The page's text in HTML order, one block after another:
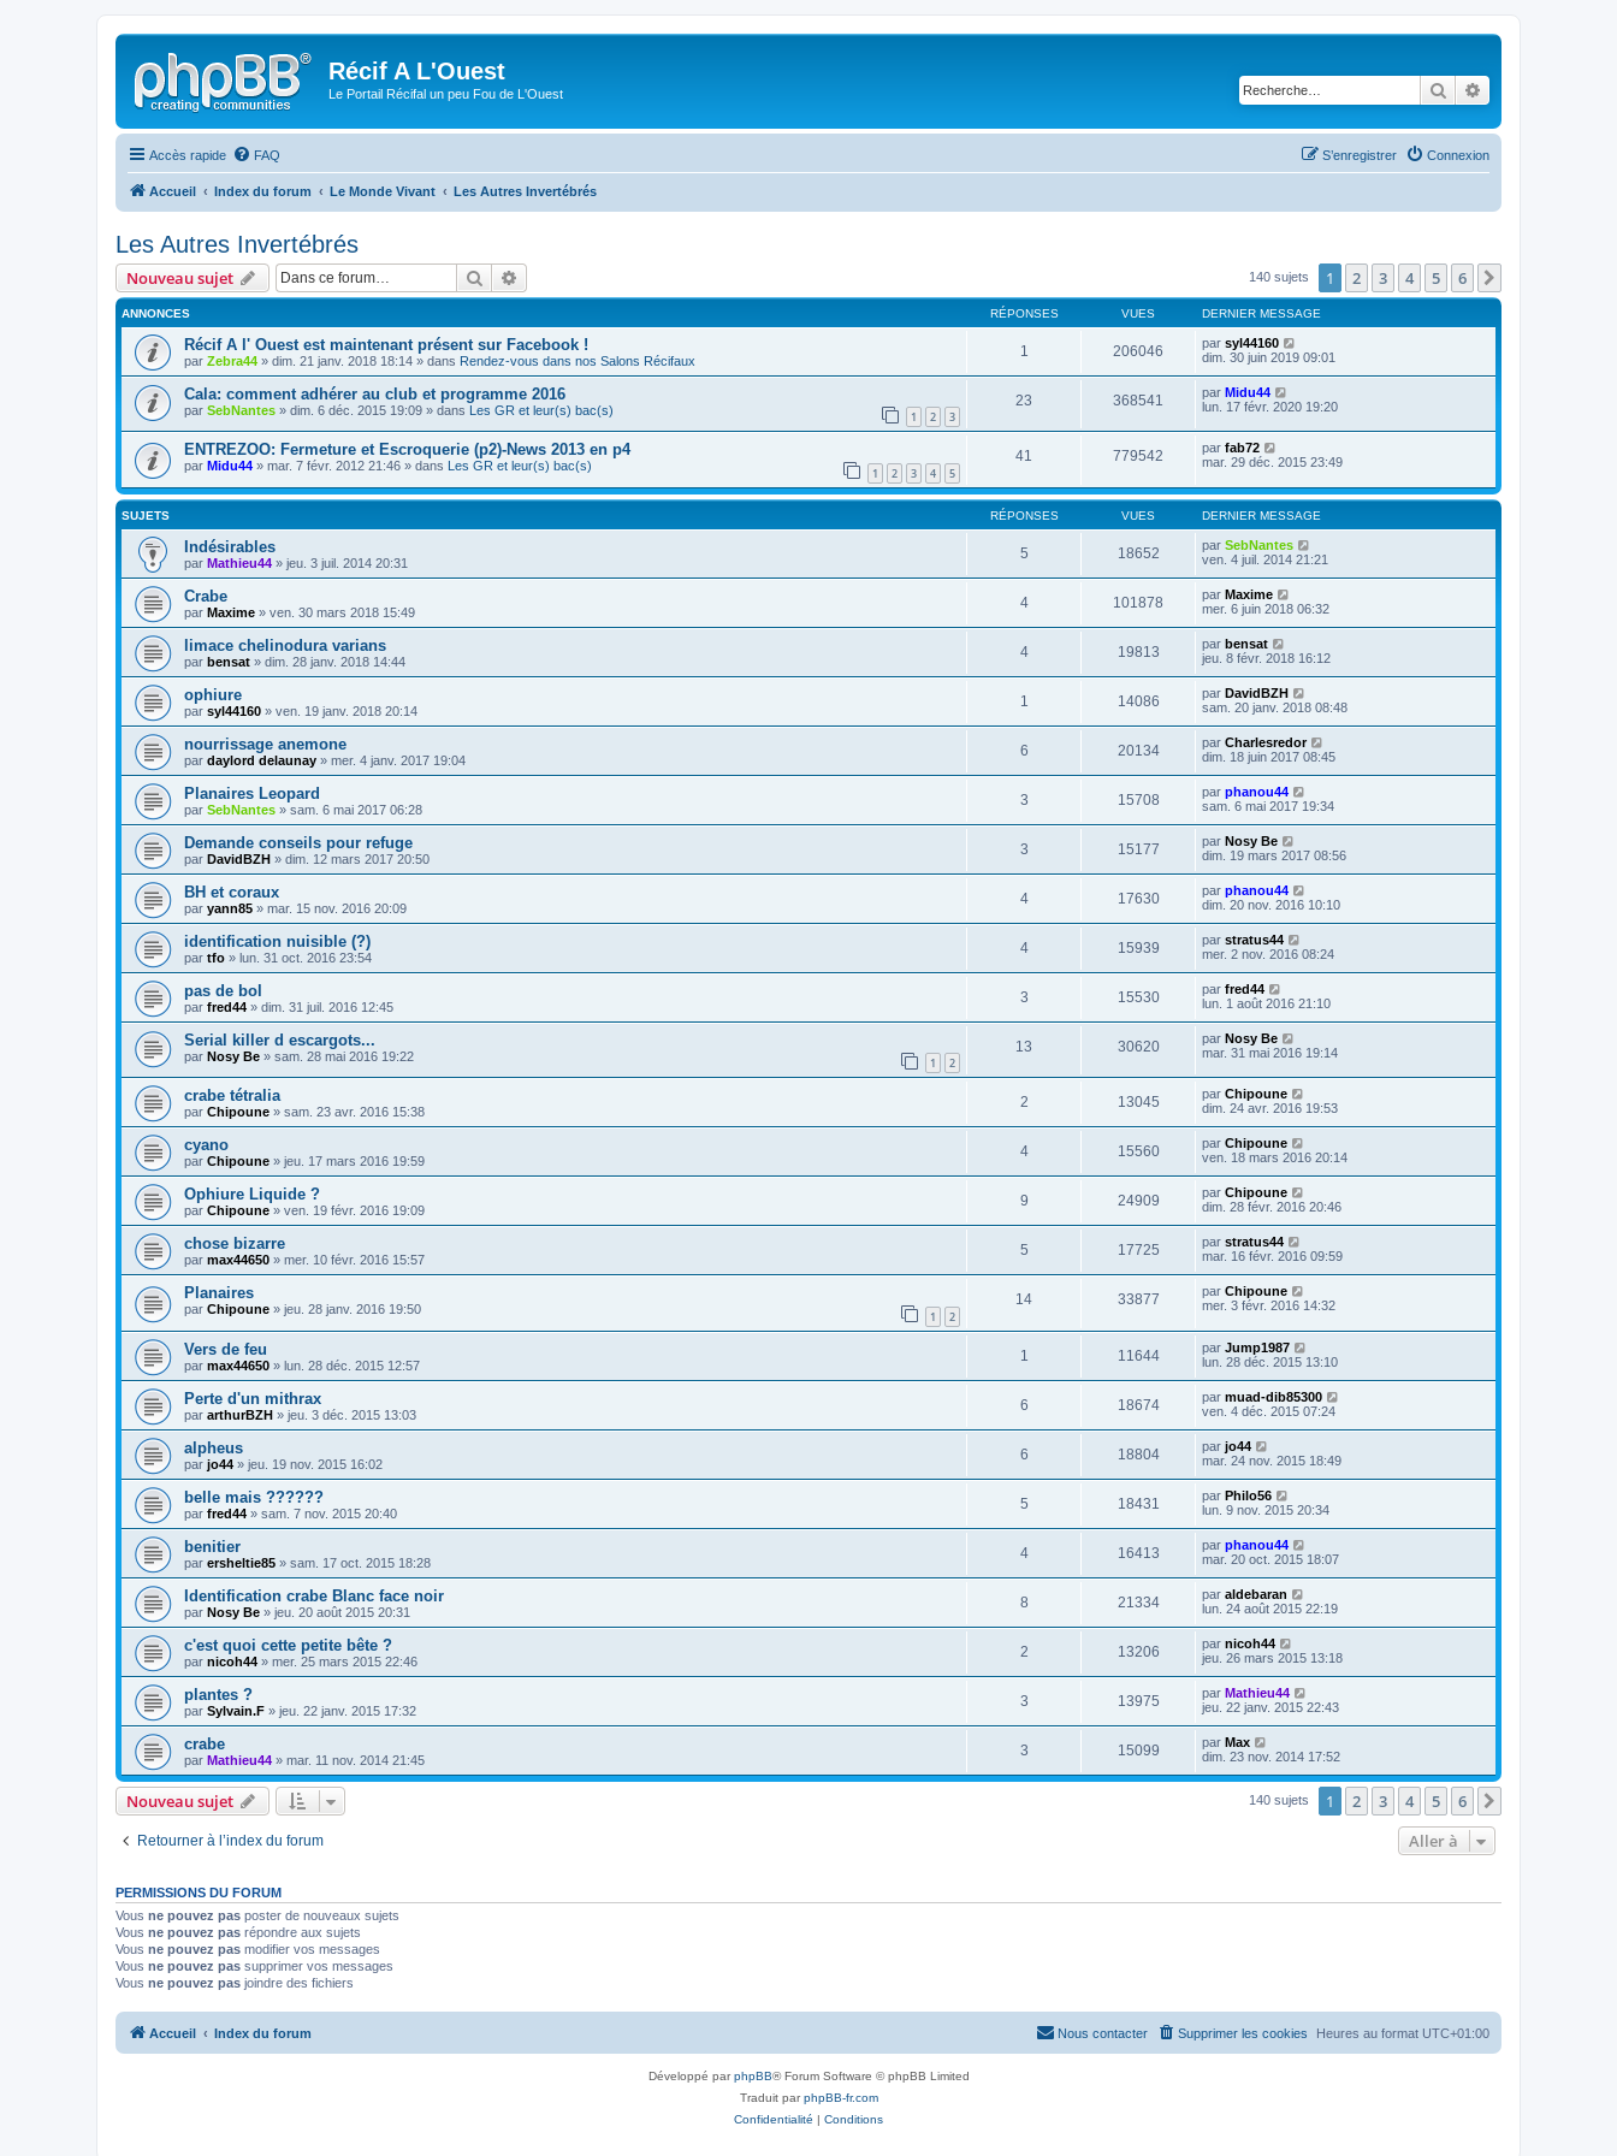
Récif A L'Ouest
Le Portail Récifal un peu Fou de L'Ouest Rechercher
Accès rapide FAQ Connexion
S’enregistrer
Accueil Index du forum Le Monde Vivant Les Autres Invertébrés
Les Autres Invertébrés
Nouveau sujet Rechercher 140 sujets 1 2 3 4 5 6
ANNONCES RÉPONSES VUES DERNIER MESSAGE
Récif A l' Ouest est maintenant présent sur Facebook !
par Zebra44 » dim. 21 janv. 2018 18:14 » dans Rendez-vous dans nos Salons Récifaux
1 206046 par syl44160
dim. 30 juin 2019 09:01
Cala: comment adhérer au club et programme 2016
par SebNantes » dim. 6 déc. 2015 19:09 » dans Les GR et leur(s) bac(s) 1 2 3
23 368541 par Midu44
lun. 17 févr. 2020 19:20
ENTREZOO: Fermeture et Escroquerie (p2)-News 2013 en p4
par Midu44 » mar. 7 févr. 2012 21:46 » dans Les GR et leur(s) bac(s) 1 2 3 4 5
41 779542 par fab72
mar. 29 déc. 2015 23:49
SUJETS RÉPONSES VUES DERNIER MESSAGE
Indésirables
par Mathieu44 » jeu. 3 juil. 2014 20:31
5 18652 par SebNantes
ven. 4 juil. 2014 21:21
Crabe
par Maxime » ven. 30 mars 2018 15:49
4 101878 par Maxime
mer. 6 juin 2018 06:32
limace chelinodura varians
par bensat » dim. 28 janv. 2018 14:44
4 19813 par bensat
jeu. 8 févr. 2018 16:12
ophiure
par syl44160 » ven. 19 janv. 2018 20:14
1 14086 par DavidBZH
sam. 20 janv. 2018 08:48
nourrissage anemone
par daylord delaunay » mer. 4 janv. 2017 19:04
6 20134 par Charlesredor
dim. 18 juin 2017 08:45
Planaires Leopard
par SebNantes » sam. 6 mai 2017 06:28
3 15708 par phanou44
sam. 6 mai 2017 19:34
Demande conseils pour refuge
par DavidBZH » dim. 12 mars 2017 20:50
3 15177 par Nosy Be
dim. 19 mars 2017 08:56
BH et coraux
par yann85 » mar. 15 nov. 2016 20:09
4 17630 par phanou44
dim. 20 nov. 2016 10:10
identification nuisible (?)
par tfo » lun. 31 oct. 2016 23:54
4 15939 par stratus44
mer. 2 nov. 2016 08:24
pas de bol
par fred44 » dim. 31 juil. 2016 12:45
3 15530 par fred44
lun. 1 août 2016 21:10
Serial killer d escargots...
par Nosy Be » sam. 28 mai 2016 19:22 1 2
13 30620 par Nosy Be
mar. 31 mai 2016 19:14
crabe tétralia
par Chipoune » sam. 23 avr. 2016 15:38
2 13045 par Chipoune
dim. 24 avr. 2016 19:53
cyano
par Chipoune » jeu. 17 mars 2016 19:59
4 15560 par Chipoune
ven. 18 mars 2016 20:14
Ophiure Liquide ?
par Chipoune » ven. 19 févr. 2016 19:09
9 24909 par Chipoune
dim. 28 févr. 2016 20:46
chose bizarre
par max44650 » mer. 10 févr. 2016 15:57
5 17725 par stratus44
mar. 16 févr. 2016 09:59
Planaires
par Chipoune » jeu. 28 janv. 2016 19:50 1 2
14 33877 par Chipoune
mer. 3 févr. 2016 14:32
Vers de feu
par max44650 » lun. 28 déc. 2015 12:57
1 11644 par Jump1987
lun. 28 déc. 2015 13:10
Perte d'un mithrax
par arthurBZH » jeu. 3 déc. 2015 13:03
6 18674 par muad-dib85300
ven. 4 déc. 2015 07:24
alpheus
par jo44 » jeu. 19 nov. 2015 16:02
6 18804 par jo44
mar. 24 nov. 2015 18:49
belle mais ??????
par fred44 » sam. 7 nov. 2015 20:40
5 18431 par Philo56
lun. 9 nov. 2015 20:34
benitier
par ersheltie85 » sam. 17 oct. 2015 18:28
4 16413 par phanou44
mar. 20 oct. 2015 18:07
Identification crabe Blanc face noir
par Nosy Be » jeu. 20 août 2015 20:31
8 21334 par aldebaran
lun. 24 août 2015 22:19
c'est quoi cette petite bête ?
par nicoh44 » mer. 25 mars 2015 22:46
2 13206 par nicoh44
jeu. 26 mars 2015 13:18
plantes ?
par Sylvain.F » jeu. 22 janv. 2015 17:32
3 13975 par Mathieu44
jeu. 22 janv. 2015 22:43
crabe
par Mathieu44 » mar. 11 nov. 2014 21:45
3 15099 par Max
dim. 23 nov. 2014 17:52
Nouveau sujet 140 sujets 1 2 3 4 5 6
Retourner à l’index du forum Aller à
PERMISSIONS DU FORUM
Vous ne pouvez pas poster de nouveaux sujets
Vous ne pouvez pas répondre aux sujets
Vous ne pouvez pas modifier vos messages
Vous ne pouvez pas supprimer vos messages
Vous ne pouvez pas joindre des fichiers
Accueil Index du forum Heures au format UTC+01:00
Supprimer les cookies
Nous contacter
Développé parphpBB® Forum Software © phpBB Limited
Traduit parphpBB-fr.com
Confidentialité | Conditions